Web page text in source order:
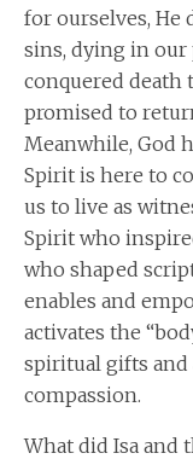
for ourselves, He
sins, dying in our
conquered death
promised to
Meanwhile, God
Spirit is here to
us to live as
Spirit who
who shaped
enables and
activates the
spiritual gifts and
compassion.
What did Isa and